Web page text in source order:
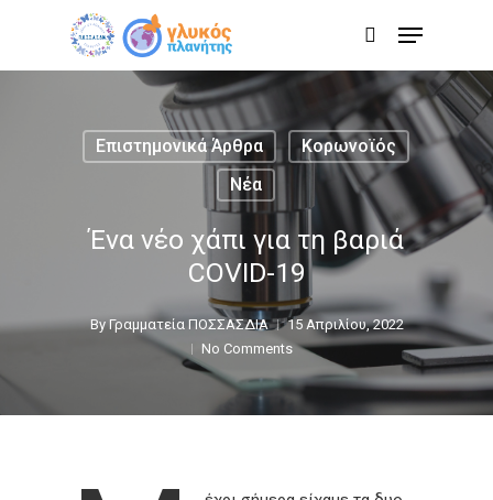
search
Menu
Επιστημονικά Άρθρα
Κορωνοϊός
Νέα
Ένα νέο χάπι για τη βαριά
COVID-19
By Γραμματεία ΠΟΣΣΑΣΔΙΑ
15 Απριλίου, 2022
No Comments